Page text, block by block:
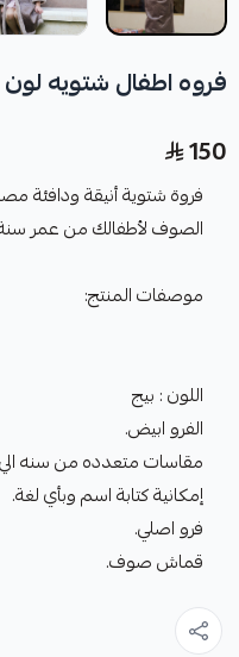
فروه اطفال شتويه لون
150
فروة شتوية أنيقة ودافئة
الصوف لأطفالك من عمر سنة حتى
موصفات المنتج:
اللون : بيج
الفرو ابيض.
مقاسات متعدده من سنه الي 14 سنه.
إمكانية كتابة اسم وبأي لغة.
فرو اصلي.
قماش صوف.